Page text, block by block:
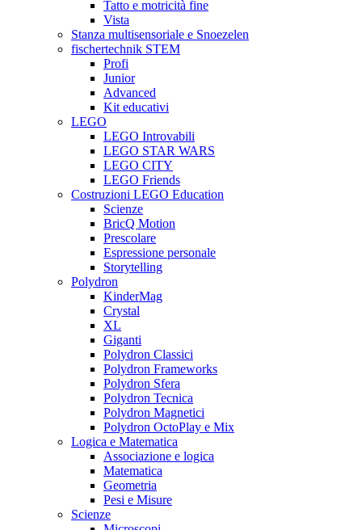
Tatto e motricità fine
Vista
Stanza multisensoriale e Snoezelen
fischertechnik STEM
Profi
Junior
Advanced
Kit educativi
LEGO
LEGO Introvabili
LEGO STAR WARS
LEGO CITY
LEGO Friends
Costruzioni LEGO Education
Scienze
BricQ Motion
Prescolare
Espressione personale
Storytelling
Polydron
KinderMag
Crystal
XL
Giganti
Polydron Classici
Polydron Frameworks
Polydron Sfera
Polydron Tecnica
Polydron Magnetici
Polydron OctoPlay e Mix
Logica e Matematica
Associazione e logica
Matematica
Geometria
Pesi e Misure
Scienze